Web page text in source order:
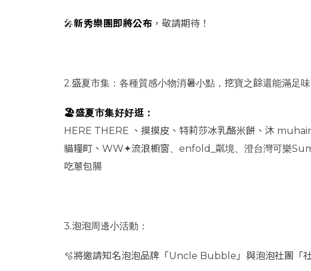
🎤新秀樂團即將公布 ，敬請期待！
2.盛夏市集：各種質感小物消暑小點，挖寶之餘還能滿足味
🏖️盛夏市集好好逛：
HERE THERE 、摸摸皮、特莉莎冰乳酪米餅、沐
貓糧町、WW✦流浪櫥窗、enfold_粼境、澄台灣可樂
吃蔥包腸
3.泡泡周邊小活動：
🫧將邀請知名泡泡品牌「Uncle Bubble」與泡泡社團「